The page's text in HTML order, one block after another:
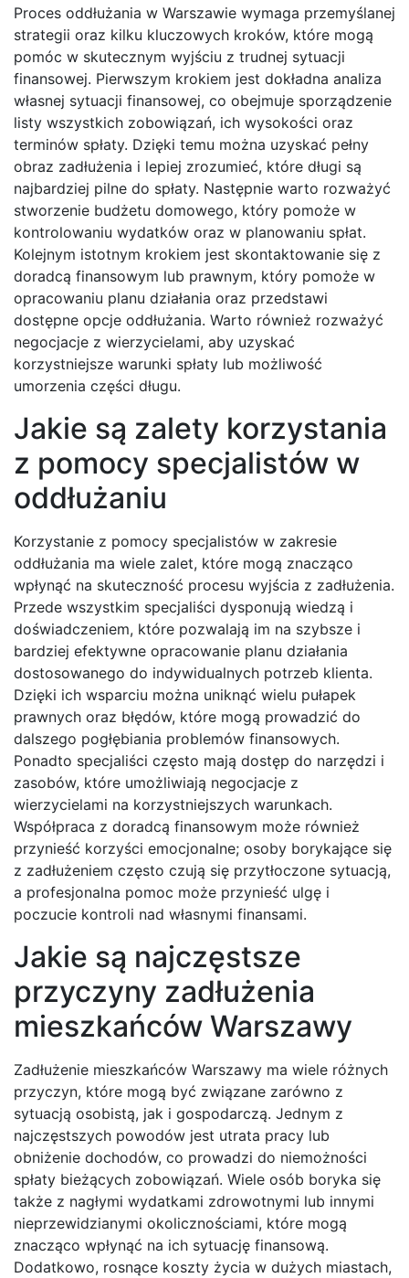
Proces oddłużania w Warszawie wymaga przemyślanej
strategii oraz kilku kluczowych kroków, które mogą
pomóc w skutecznym wyjściu z trudnej sytuacji
finansowej. Pierwszym krokiem jest dokładna analiza
własnej sytuacji finansowej, co obejmuje sporządzenie
listy wszystkich zobowiązań, ich wysokości oraz
terminów spłaty. Dzięki temu można uzyskać pełny
obraz zadłużenia i lepiej zrozumieć, które długi są
najbardziej pilne do spłaty. Następnie warto rozważyć
stworzenie budżetu domowego, który pomoże w
kontrolowaniu wydatków oraz w planowaniu spłat.
Kolejnym istotnym krokiem jest skontaktowanie się z
doradcą finansowym lub prawnym, który pomoże w
opracowaniu planu działania oraz przedstawi
dostępne opcje oddłużania. Warto również rozważyć
negocjacje z wierzycielami, aby uzyskać
korzystniejsze warunki spłaty lub możliwość
umorzenia części długu.
Jakie są zalety korzystania
z pomocy specjalistów w
oddłużaniu
Korzystanie z pomocy specjalistów w zakresie
oddłużania ma wiele zalet, które mogą znacząco
wpłynąć na skuteczność procesu wyjścia z zadłużenia.
Przede wszystkim specjaliści dysponują wiedzą i
doświadczeniem, które pozwalają im na szybsze i
bardziej efektywne opracowanie planu działania
dostosowanego do indywidualnych potrzeb klienta.
Dzięki ich wsparciu można uniknąć wielu pułapek
prawnych oraz błędów, które mogą prowadzić do
dalszego pogłębiania problemów finansowych.
Ponadto specjaliści często mają dostęp do narzędzi i
zasobów, które umożliwiają negocjacje z
wierzycielami na korzystniejszych warunkach.
Współpraca z doradcą finansowym może również
przynieść korzyści emocjonalne; osoby borykające się
z zadłużeniem często czują się przytłoczone sytuacją,
a profesjonalna pomoc może przynieść ulgę i
poczucie kontroli nad własnymi finansami.
Jakie są najczęstsze
przyczyny zadłużenia
mieszkańców Warszawy
Zadłużenie mieszkańców Warszawy ma wiele różnych
przyczyn, które mogą być związane zarówno z
sytuacją osobistą, jak i gospodarczą. Jednym z
najczęstszych powodów jest utrata pracy lub
obniżenie dochodów, co prowadzi do niemożności
spłaty bieżących zobowiązań. Wiele osób boryka się
także z nagłymi wydatkami zdrowotnymi lub innymi
nieprzewidzianymi okolicznościami, które mogą
znacząco wpłynąć na ich sytuację finansową.
Dodatkowo, rosnące koszty życia w dużych miastach,